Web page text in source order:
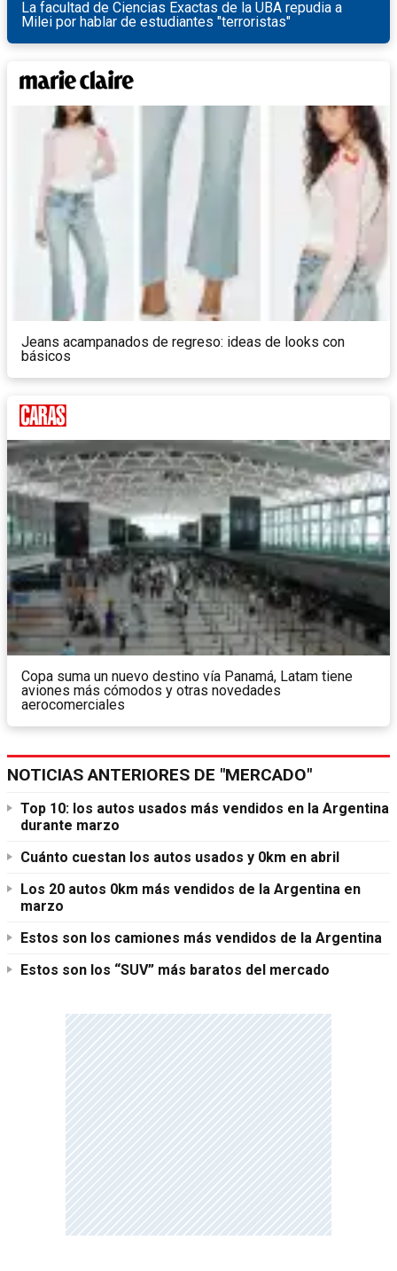
La facultad de Ciencias Exactas de la UBA repudia a
Milei por hablar de estudiantes "terroristas"
Jeans acampanados de regreso: ideas de looks con
básicos
Copa suma un nuevo destino vía Panamá, Latam tiene
aviones más cómodos y otras novedades
aerocomerciales
NOTICIAS ANTERIORES DE "MERCADO"
Top 10: los autos usados más vendidos en la Argentina
durante marzo
Cuánto cuestan los autos usados y 0km en abril
Los 20 autos 0km más vendidos de la Argentina en
marzo
Estos son los camiones más vendidos de la Argentina
Estos son los “SUV” más baratos del mercado